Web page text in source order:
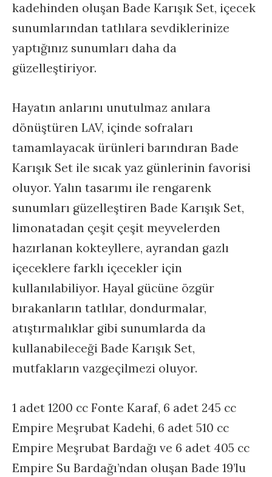
kadehinden oluşan Bade Karışık Set, içecek
sunumlarından tatlılara sevdiklerinize
yaptığınız sunumları daha da
güzelleştiriyor.
Hayatın anlarını unutulmaz anılara
dönüştüren LAV, içinde sofraları
tamamlayacak ürünleri barındıran Bade
Karışık Set ile sıcak yaz günlerinin favorisi
oluyor. Yalın tasarımı ile rengarenk
sunumları güzelleştiren Bade Karışık Set,
limonatadan çeşit çeşit meyvelerden
hazırlanan kokteyllere, ayrandan gazlı
içeceklere farklı içecekler için
kullanılabiliyor. Hayal gücüne özgür
bırakanların tatlılar, dondurmalar,
atıştırmalıklar gibi sunumlarda da
kullanabileceği Bade Karışık Set,
mutfakların vazgeçilmezi oluyor.
1 adet 1200 cc Fonte Karaf, 6 adet 245 cc
Empire Meşrubat Kadehi, 6 adet 510 cc
Empire Meşrubat Bardağı ve 6 adet 405 cc
Empire Su Bardağı’ndan oluşan Bade 19’lu